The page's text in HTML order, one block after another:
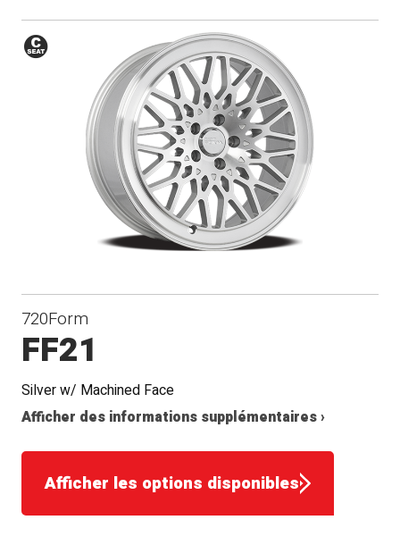
conique
720Form
FF21
Silver w/ Machined Face
Afficher des informations supplémentaires ›
Afficher les options disponibles